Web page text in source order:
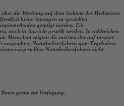
die Werbung auf dem Gebiete des Heilwesens
keine Aussagen zu speziellen
getätigt werden. Ein
noch in Aussicht gestellt werden. In zahlreichen
Menschen zeigten die meisten der auf unserer
ausgeübten Naturheilverfahren gute Ergebnisse.
vorgestellten Naturheilverfahren nicht
gerne zur Verfügung.